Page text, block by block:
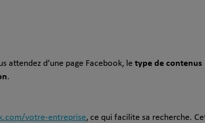
attendez d’une page Facebook, le type de contenus
.
votre-entreprise, ce qui facilite sa recherche.